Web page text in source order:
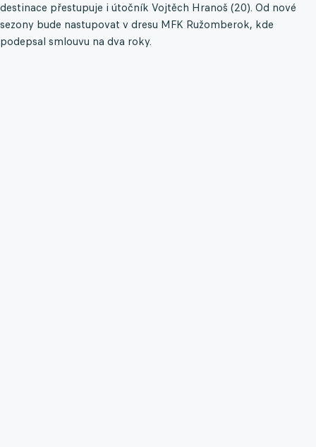
destinace přestupuje i útočník Vojtěch Hranoš (20). Od nové
sezony bude nastupovat v dresu MFK Ružomberok, kde
podepsal smlouvu na dva roky.